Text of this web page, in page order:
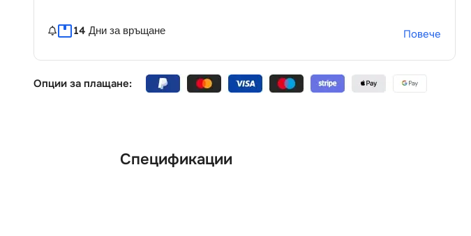
14 Дни за връщане Повече
Опции за плащане:
Спецификации